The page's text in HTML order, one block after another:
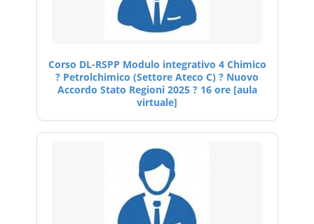
Corso DL-RSPP Modulo integrativo 4 Chimico
? Petrolchimico (Settore Ateco C) ? Nuovo
Accordo Stato Regioni 2025 ? 16 ore [aula
virtuale]